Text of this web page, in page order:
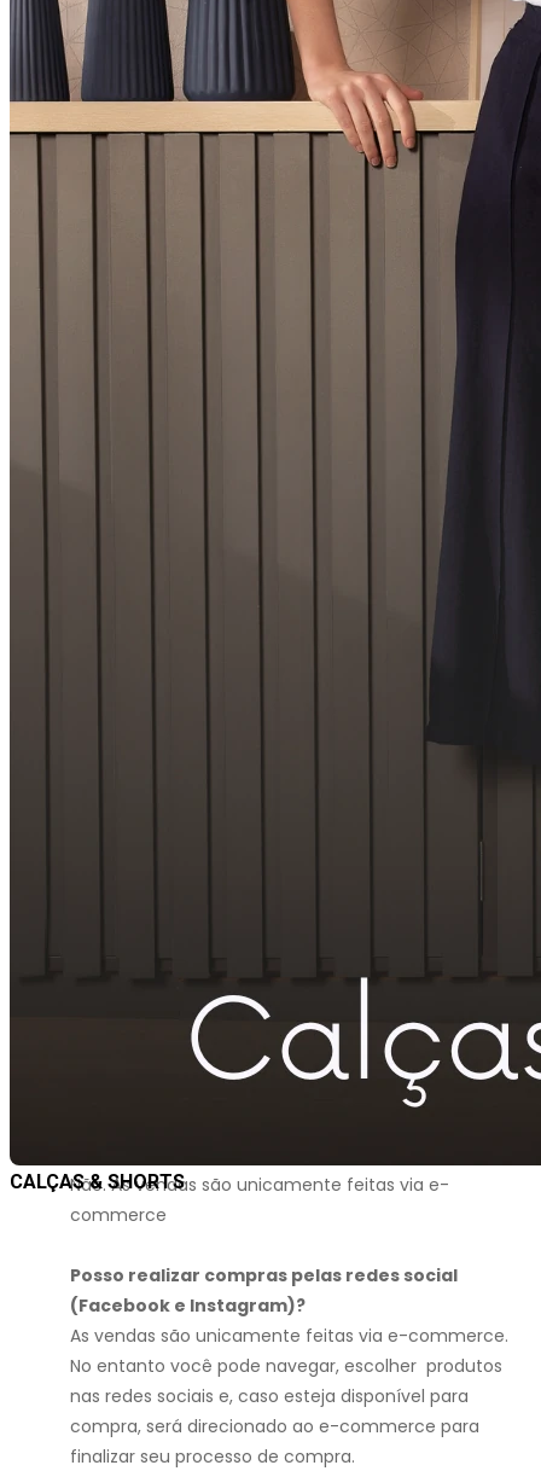
CALÇAS & SHORTS
Como faço para recuperar minha senha?
Esqueceu sua senha? Isso acontece! Para recuperá-
la, clique em "Entrar" e depois em "Esqueceu sua
senha?", em seguida coloque seu e-mail ou CPF e
enviaremos o passo a passo para criar uma nova no
Como faço para saber meu e-mail de cadastro?
segurança alguns caracteres serão ocultados.
Como faço para achar o produto que quero?
Ex: Você pode entrar direto na categoria do produto
que está procurando, ou pode usar a função "busca"
no canto esquerdo superior a "lupa procurar" e
digitar diretamente o nome do produto. Ex: "blusa
Como faço para escolher meu tamanho?
Ao entrar na página do produto, clicar nas opções
disponíveis em todas as opções de tamanho. Ex: P, M
Posso comprar pelo telefone?
Não. As vendas são unicamente feitas via e-
Não. As vendas são unicamente feitas via e-
commerce
Posso realizar compras pelas redes social
(Facebook e Instagram)?
As vendas são unicamente feitas via e-commerce.
No entanto você pode navegar, escolher produtos
nas redes sociais e, caso esteja disponível para
compra, será direcionado ao e-commerce para
finalizar seu processo de compra.